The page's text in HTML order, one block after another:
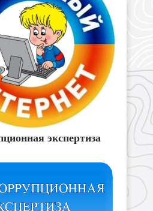
экспертиза